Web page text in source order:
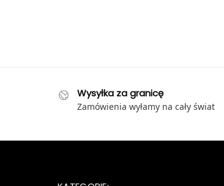
Wysyłka za granicę
Zamówienia wyłamy na cały świat